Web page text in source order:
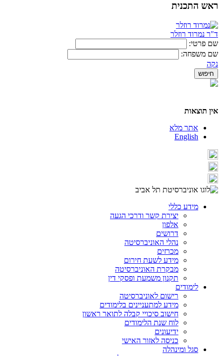
ראש התכנית
ד"ר נמרוד רוזלר
שם פרטי:
שם משפחה:
נקה
אין תוצאות
אתר מלא
English
מידע כללי
יצירת קשר ודרכי הגעה
אלפון
דרושים
נהלי האוניברסיטה
מכרזים
מידע לשעת חירום
מבקרת האוניברסיטה
תקנון משמעת ופסקי דין
לימודים
רישום לאוניברסיטה
מידע למתעניינים בלימודים
חישוב סיכויי קבלה לתואר ראשון
לוח שנת הלימודים
ידיעונים
כניסה לאזור האישי
סגל ומינהלה